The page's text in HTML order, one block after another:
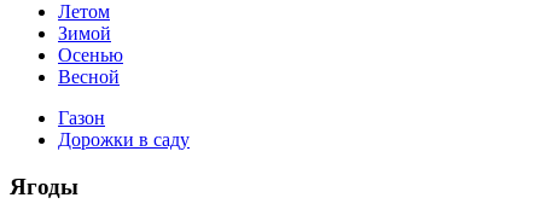
Летом
Зимой
Осенью
Весной
Газон
Дорожки в саду
Ягоды